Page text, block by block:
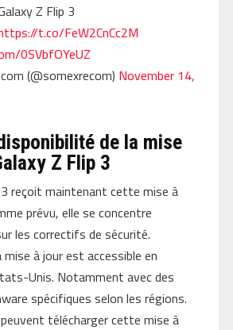
Z Flip 3
t.co/FeW2CnCc2M
0SVbfOYeUZ
(@somexrecom) November 14,
de la mise
Z Flip 3
3 reçoit maintenant cette mise à
prévu, elle se concentre
les correctifs de sécurité.
à jour est accessible en
Unis. Notamment avec des
spécifiques selon les régions.
télécharger cette mise à